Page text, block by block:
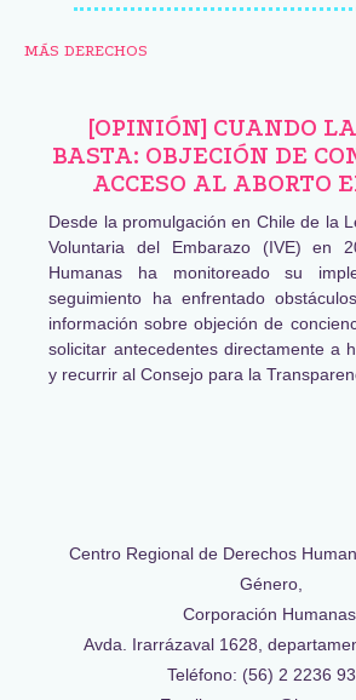
MÁS DERECHOS
[OPINIÓN] CUANDO
BASTA: OBJECIÓN DE
ACCESO AL ABORTO
Desde la promulgación en Chile de la
Voluntaria del Embarazo (IVE) en
Humanas ha monitoreado su
seguimiento ha enfrentado
información sobre objeción de
solicitar antecedentes directamente a
y recurrir al Consejo para la
Centro Regional de Derechos
Género,
Corporación Humanas.
Avda. Irarrázaval 1628,
Teléfono: (56) 2 2236